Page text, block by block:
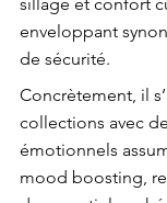
enveloppant
de sécurité.
Concrètement, il
collections avec
émotionnels
mood boosting,